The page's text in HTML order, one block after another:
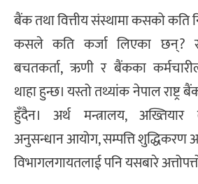
बैंक तथा वित्तीय संस्थामा कसको कति
कसले कति कर्जा लिएका छन्?
बचतकर्ता, ऋणी र बैंकका
थाहा हुन्छ। यस्तो तथ्यांक नेपाल राष्ट्र
हुँदैन। अर्थ मन्त्रालय, अख्तियार
अनुसन्धान आयोग, सम्पत्ति शुद्धिकरण
विभागलगायतलाई पनि यसबारे